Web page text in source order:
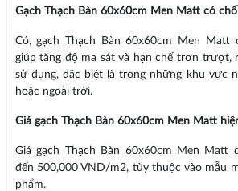
Gạch Thạch Bàn 60x60cm Men Matt có
Có, gạch Thạch Bàn 60x60cm Men Matt
giúp tăng độ ma sát và hạn chế trơn trượt,
sử dụng, đặc biệt là trong những khu vực
hoặc ngoài trời.
Giá gạch Thạch Bàn 60x60cm Men Matt
Giá gạch Thạch Bàn 60x60cm Men Matt
đến 500,000 VND/m2, tùy thuộc vào mẫu
phẩm.